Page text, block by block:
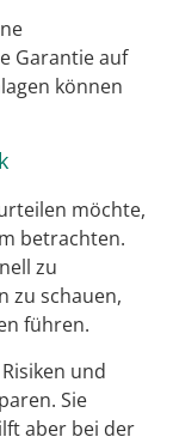
Garantie auf
können
möchte,
betrachten.
zu
zu schauen,
führen.
und
Sie
aber bei der